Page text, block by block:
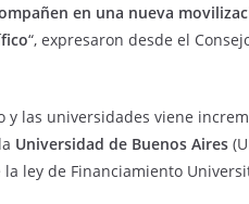
en una nueva
“, expresaron desde el
y las universidades viene
Universidad de Buenos Aires
la ley de Financiamiento